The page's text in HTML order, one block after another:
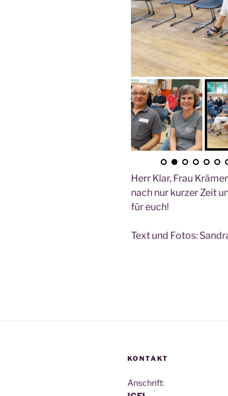
Herr Klar, Frau
nach nur kur­zer Zeit
für euch!
Text und Fotos:
KONTAKT
Anschrift: